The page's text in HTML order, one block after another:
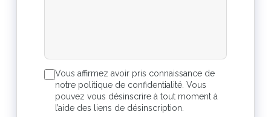
Vous affirmez avoir pris connaissance de
notre politique de confidentialité. Vous
pouvez vous désinscrire à tout moment à
l’aide des liens de désinscription.